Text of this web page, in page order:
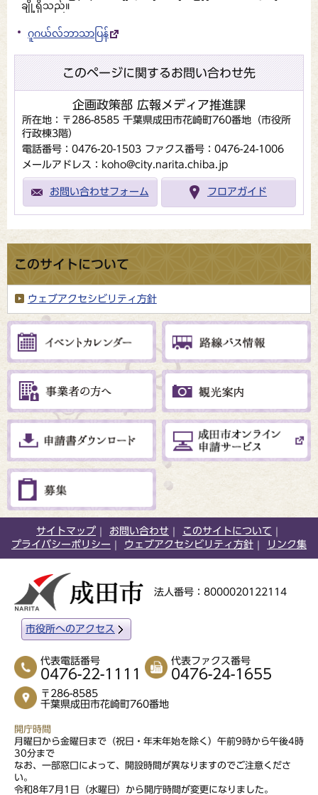
ချို့ရှိသည်။
ဂူဂယ်လ်ဘာသာပြန်
このページに関するお問い合わせ先
企画政策部 広報メディア推進課
所在地：〒286-8585 千葉県成田市花崎町760番地（市役所
行政棟3階）
電話番号：0476-20-1503 ファクス番号：0476-24-1006
メールアドレス：koho@city.narita.chiba.jp
お問い合わせフォーム フロアガイド
このサイトについて
ウェブアクセシビリティ方針
サイトマップ お問い合わせ
このサイトについて
プライバシーポリシー
ウェブアクセシビリティ方針 リンク集
法人番号：8000020122114
市役所へのアクセス
代表電話番号
0476-22-1111
代表ファクス番号
0476-24-1655
〒286-8585
千葉県成田市花崎町760番地
開庁時間
月曜日から金曜日まで（祝日・年末年始を除く）午前9時から午後4時
30分まで
なお、一部窓口によって、開設時間が異なりますのでご注意くださ
い。
令和8年7月1日（水曜日）から開庁時間が変更になりました。